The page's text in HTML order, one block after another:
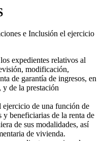
e Inclusión el ejercicio
expedientes relativos al
modificación,
de garantía de ingresos, en
y de la prestación
de una función de
y beneficiarias de la renta de
de sus modalidades, así
de vivienda.